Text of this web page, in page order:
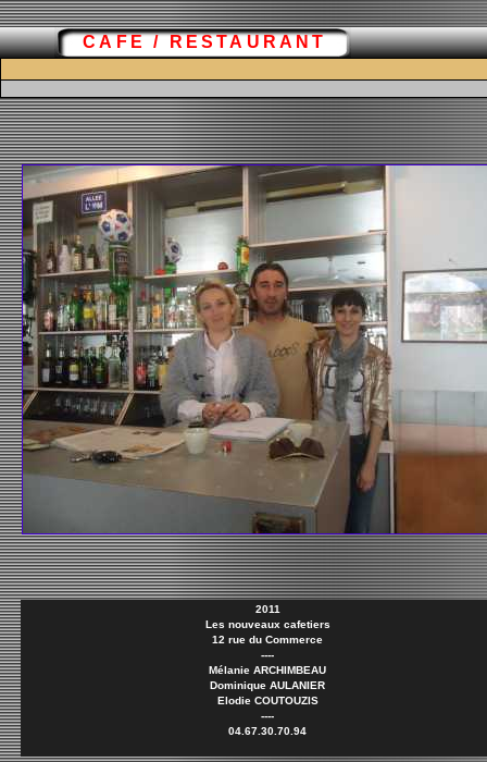
CAFE / RESTAURANT
2011
Les nouveaux cafetiers
12 rue du Commerce
----
Mélanie ARCHIMBEAU
Dominique AULANIER
Elodie COUTOUZIS
----
04.67.30.70.94